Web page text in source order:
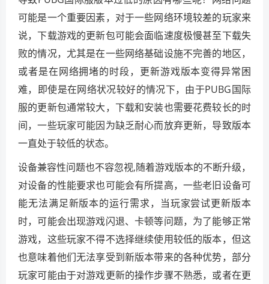
可能是一个重要因素，对于一些网络环境较差的玩家来
说，下载游戏的更新包可能会面临速度极慢甚至下载失
败的情况，尤其是在一些网络基础设施不完善的地区，
或者是在网络拥堵的时段，更新游戏版本变得异常困
难，即使是在网络状况较好的情况下，由于PUBG国际
服的更新包通常较大，下载和安装也需要花费较长的时
间，一些玩家可能因为缺乏耐心而放弃更新，导致版本
一直处于较低的状态。
设备兼容性问题也不容忽视,随着游戏版本的不断升级，
对设备的性能要求也可能会有所提高，一些老旧设备可
能无法满足新版本的运行需求，当玩家尝试更新版本
时，可能会出现游戏闪退、卡顿等问题，为了能够正常
游戏，这些玩家不得不选择继续使用较低的版本，但这
也意味着他们无法享受到新版本带来的各种优势，部分
玩家可能由于对游戏更新的操作步骤不熟悉，或者在更